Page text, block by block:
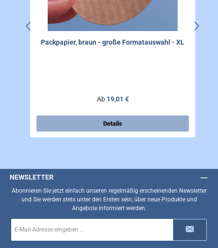
Packpapier, braun - große Formatauswahl - XL
Regulärer Preis:
Ab 19,01 €
Details
NEWSLETTER
Abonnieren Sie jetzt einfach unseren regelmäßig erscheinenden Newsletter
und Sie werden stets unter den Ersten sein, über neue Produkte und
Angebote informiert werden.
Mail-
*